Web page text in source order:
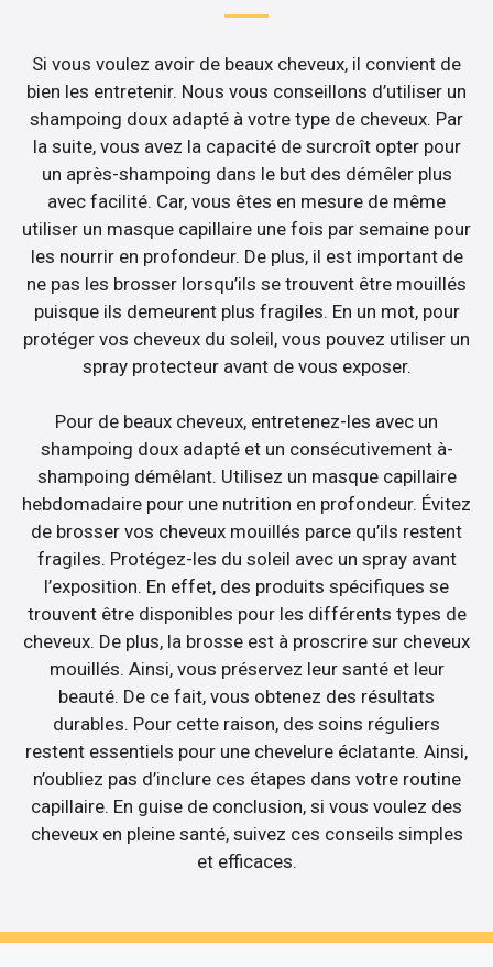
Si vous voulez avoir de beaux cheveux, il convient de
bien les entretenir. Nous vous conseillons d’utiliser un
shampoing doux adapté à votre type de cheveux. Par
la suite, vous avez la capacité de surcroît opter pour
un après-shampoing dans le but des démêler plus
avec facilité. Car, vous êtes en mesure de même
utiliser un masque capillaire une fois par semaine pour
les nourrir en profondeur. De plus, il est important de
ne pas les brosser lorsqu’ils se trouvent être mouillés
puisque ils demeurent plus fragiles. En un mot, pour
protéger vos cheveux du soleil, vous pouvez utiliser un
spray protecteur avant de vous exposer.
Pour de beaux cheveux, entretenez-les avec un
shampoing doux adapté et un consécutivement à-
shampoing démêlant. Utilisez un masque capillaire
hebdomadaire pour une nutrition en profondeur. Évitez
de brosser vos cheveux mouillés parce qu’ils restent
fragiles. Protégez-les du soleil avec un spray avant
l’exposition. En effet, des produits spécifiques se
trouvent être disponibles pour les différents types de
cheveux. De plus, la brosse est à proscrire sur cheveux
mouillés. Ainsi, vous préservez leur santé et leur
beauté. De ce fait, vous obtenez des résultats
durables. Pour cette raison, des soins réguliers
restent essentiels pour une chevelure éclatante. Ainsi,
n’oubliez pas d’inclure ces étapes dans votre routine
capillaire. En guise de conclusion, si vous voulez des
cheveux en pleine santé, suivez ces conseils simples
et efficaces.